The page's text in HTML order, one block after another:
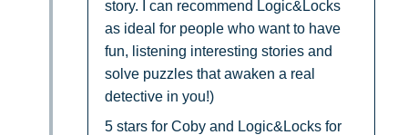
story. I can recommend Logic&Locks
as ideal for people who want to have
fun, listening interesting stories and
solve puzzles that awaken a real
detective in you!)
5 stars for Coby and Logic&Locks for